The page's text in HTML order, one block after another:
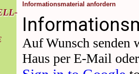
Informationsmaterial anfordern